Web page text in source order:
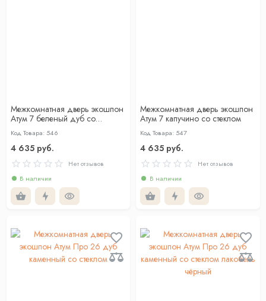
Межкомнатная дверь экошпон
Атум 7 беленый дуб со
стеклом
Код Товара: 546
4 635 руб.
Нет отзывов
В наличии
Межкомнатная дверь экошпон
Атум 7 капучино со стеклом
Код Товара: 547
4 635 руб.
Нет отзывов
В наличии